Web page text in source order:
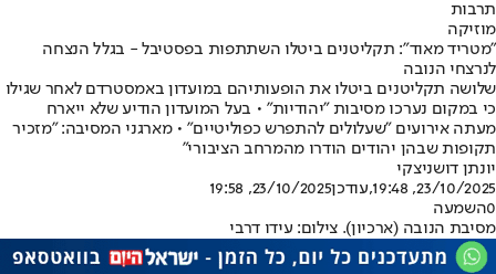
תרבות
מוזיקה
"מטריד מאוד": תקליטנים ביטלו השתתפות בפסטיבל - בגלל הנצחה
לנרצחי הנובה
שלושה תקליטנים ביטלו את הופעותיהם במועדון באמסטרדם לאחר שגילו
כי במקום נערכו מסיבות "יהודיות" • בעל המועדון הודיע שלא ייארח
מעתה אירועים "שעלולים להתפרש כפוליטיים" • מארגני המסיבה: "מזכיר
תקופות שבהן יהודים הודרו מהמרחב הציבורי"
יונתן דושניצקי
23/10/2025, 19:48
,עודכן23/10/2025, 19:58
0השמעה
מסיבת הנובה (ארכיון). צילום: עידו דרבי